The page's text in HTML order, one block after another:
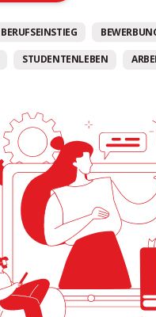
BERUFSEINSTIEG
STUDENTENLEBEN